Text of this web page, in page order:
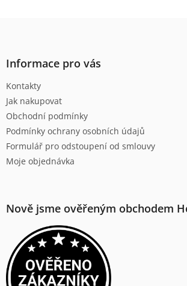
Informace pro vás
Kontakty
Jak nakupovat
Obchodní podmínky
Podmínky ochrany osobních údajů
Formulář pro odstoupení od smlouvy
Moje objednávka
Nově jsme ověřeným obchodem